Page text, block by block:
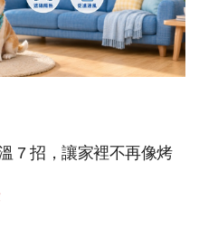
7 招，讓家裡不再像烤